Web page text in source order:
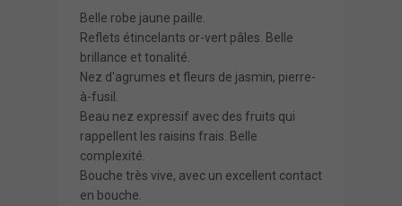
Belle robe jaune paille.
Reflets étincelants or-vert pâles. Belle
brillance et tonalité.
Nez d'agrumes et fleurs de jasmin, pierre-
à-fusil.
Beau nez expressif avec des fruits qui
rappellent les raisins frais. Belle
complexité.
Bouche très vive, avec un excellent contact
en bouche.